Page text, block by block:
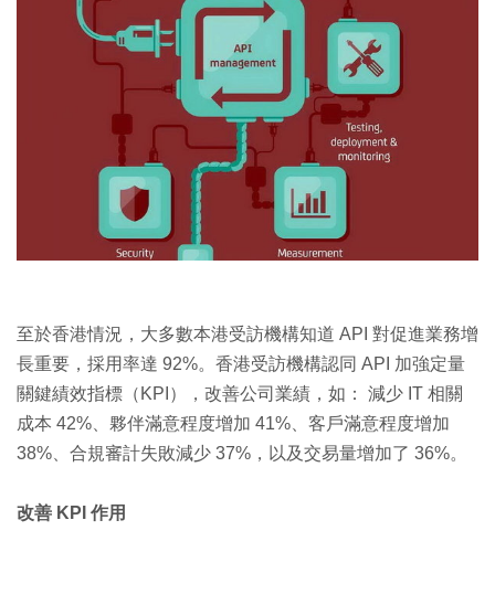
至於香港情況，大多數本港受訪機構知道 API 對促進業務增
長重要，採用率達 92%。香港受訪機構認同 API 加強定量
關鍵績效指標（KPI），改善公司業績，如： 減少 IT 相關
成本 42%、夥伴滿意程度增加 41%、客戶滿意程度增加
38%、合規審計失敗減少 37%，以及交易量增加了 36%。
改善 KPI 作用